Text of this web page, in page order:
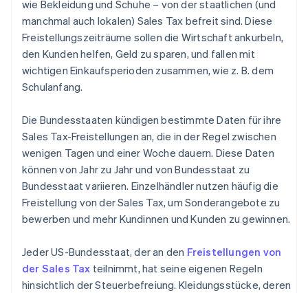
wie Bekleidung und Schuhe – von der staatlichen (und
manchmal auch lokalen) Sales Tax befreit sind. Diese
Freistellungszeiträume sollen die Wirtschaft ankurbeln,
den Kunden helfen, Geld zu sparen, und fallen mit
wichtigen Einkaufsperioden zusammen, wie z. B. dem
Schulanfang.
Die Bundesstaaten kündigen bestimmte Daten für ihre
Sales Tax-Freistellungen an, die in der Regel zwischen
wenigen Tagen und einer Woche dauern. Diese Daten
können von Jahr zu Jahr und von Bundesstaat zu
Bundesstaat variieren. Einzelhändler nutzen häufig die
Freistellung von der Sales Tax, um Sonderangebote zu
bewerben und mehr Kundinnen und Kunden zu gewinnen.
Jeder US-Bundesstaat, der an den Freistellungen von
der Sales Tax teilnimmt, hat seine eigenen Regeln
hinsichtlich der Steuerbefreiung. Kleidungsstücke, deren